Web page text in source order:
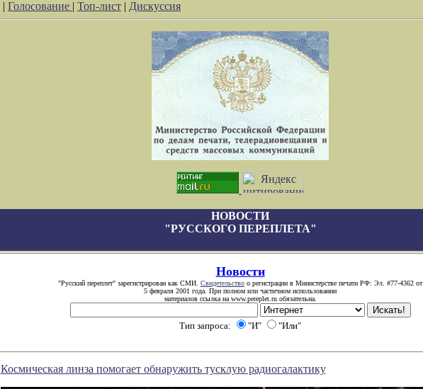
| Голосование | Топ-лист | Дискуссия
НОВОСТИ
"РУССКОГО ПЕРЕПЛЕТА"
Новости
"Русский переплет" зарегистрирован как СМИ. Свидетельство о регистрации в Министерстве печати РФ: Эл. #77-4362 от
5 февраля 2001 года. При полном или частичном использовании
материалов ссылка на www.pereplet.ru обязательна.
Тип запроса: "И" "Или"
Космическая линза помогает обнаружить тусклую радиогалактику